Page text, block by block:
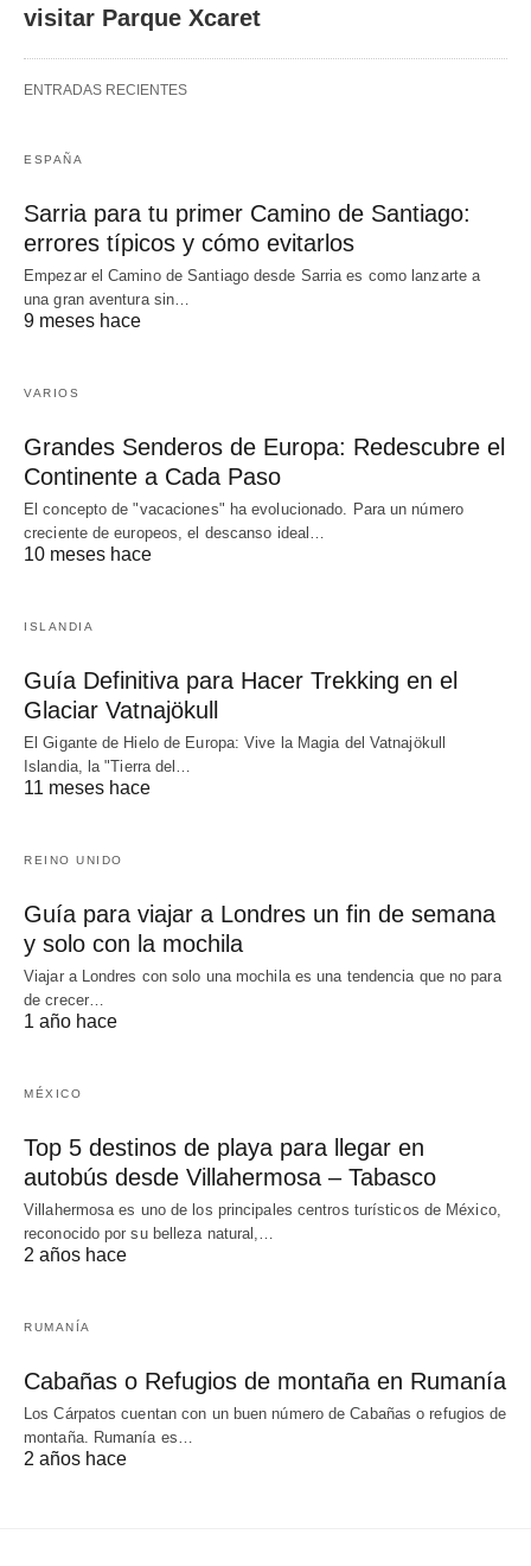
visitar Parque Xcaret
ENTRADAS RECIENTES
ESPAÑA
Sarria para tu primer Camino de Santiago:
errores típicos y cómo evitarlos
Empezar el Camino de Santiago desde Sarria es como lanzarte a
una gran aventura sin…
9 meses hace
VARIOS
Grandes Senderos de Europa: Redescubre el
Continente a Cada Paso
El concepto de "vacaciones" ha evolucionado. Para un número
creciente de europeos, el descanso ideal…
10 meses hace
ISLANDIA
Guía Definitiva para Hacer Trekking en el
Glaciar Vatnajökull
El Gigante de Hielo de Europa: Vive la Magia del Vatnajökull
Islandia, la "Tierra del…
11 meses hace
REINO UNIDO
Guía para viajar a Londres un fin de semana
y solo con la mochila
Viajar a Londres con solo una mochila es una tendencia que no para
de crecer…
1 año hace
MÉXICO
Top 5 destinos de playa para llegar en
autobús desde Villahermosa – Tabasco
Villahermosa es uno de los principales centros turísticos de México,
reconocido por su belleza natural,…
2 años hace
RUMANÍA
Cabañas o Refugios de montaña en Rumanía
Los Cárpatos cuentan con un buen número de Cabañas o refugios de
montaña. Rumanía es…
2 años hace